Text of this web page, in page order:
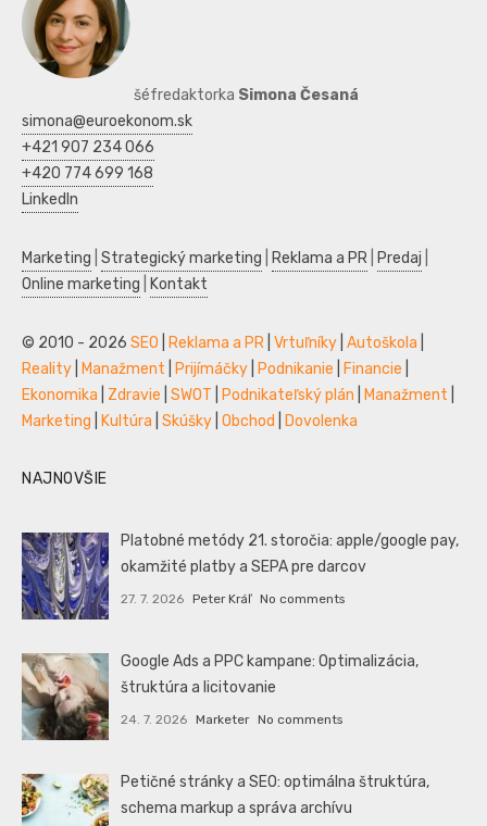
šéfredaktorka Simona Česaná
simona@euroekonom.sk
+421 907 234 066
+420 774 699 168
LinkedIn
Marketing Strategický marketing Reklama a PR Predaj
Online marketing
Kontakt
© 2010 - 2026 SEO Reklama a PR Vrtuľníky Autoškola
Reality
Manažment Prijímáčky Podnikanie Financie
Ekonomika
Zdravie SWOT Podnikateľský plán Manažment
Marketing
Kultúra Skúšky Obchod Dovolenka
NAJNOVŠIE
Platobné metódy 21. storočia: apple/google pay,
okamžité platby a SEPA pre darcov
27. 7. 2026 Peter Kráľ No comments
Google Ads a PPC kampane: Optimalizácia,
štruktúra a licitovanie
24. 7. 2026 Marketer No comments
Petičné stránky a SEO: optimálna štruktúra,
schema markup a správa archívu